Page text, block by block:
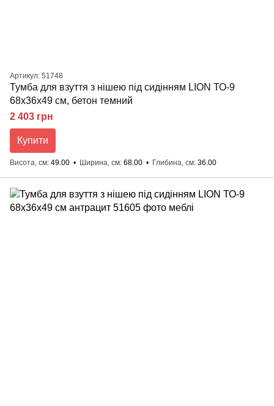
Артикул: 51748
Тумба для взуття з нішею під сидінням LION ТО-9
68x36x49 см, бетон темний
2 403 грн
Купити
Висота, см 49.00 Ширина, см 68.00 Глибина, см 36.00